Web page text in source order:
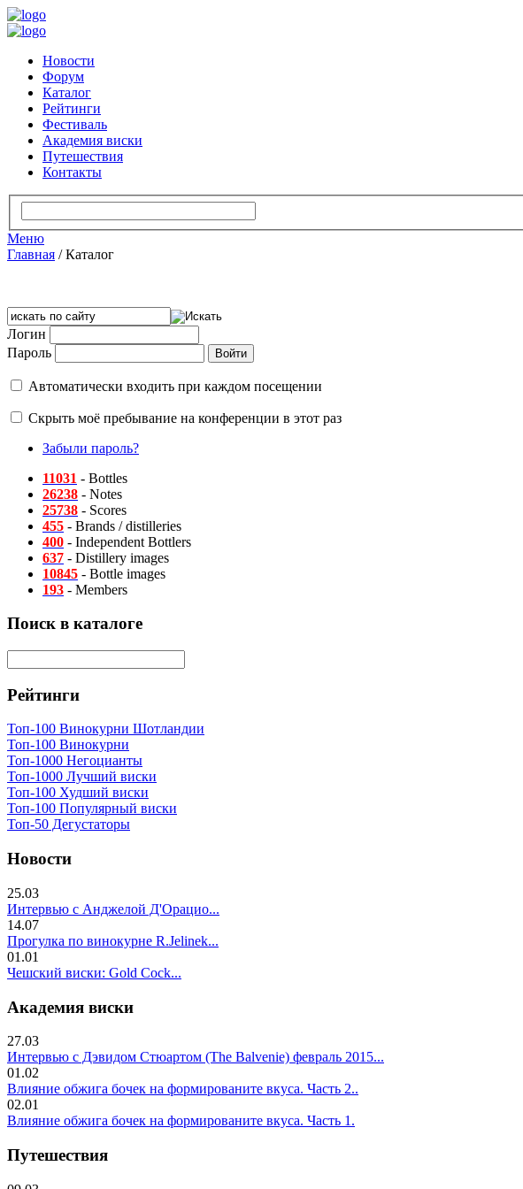
Новости
Форум
Каталог
Рейтинги
Фестиваль
Академия виски
Путешествия
Контакты
Меню
Главная /Каталог
Логин
Пароль
Автоматически входить при каждом посещении
Скрыть моё пребывание на конференции в этот раз
Забыли пароль?
11031 - Bottles
26238 - Notes
25738 - Scores
455 - Brands / distilleries
400 - Independent Bottlers
637 - Distillery images
10845 - Bottle images
193 - Members
Поиск в каталоге
Рейтинги
Топ-100 Винокурни Шотландии
Топ-100 Винокурни
Топ-1000 Негоцианты
Топ-1000 Лучший виски
Топ-100 Худший виски
Топ-100 Популярный виски
Топ-50 Дегустаторы
Новости
25.03
Интервью с Анджелой Д'Орацио...
14.07
Прогулка по винокурне R.Jelinek...
01.01
Чешский виски: Gold Cock...
Академия виски
27.03
Интервью с Дэвидом Стюартом (The Balvenie) февраль 2015...
01.02
Влияние обжига бочек на формированите вкуса. Часть 2..
02.01
Влияние обжига бочек на формированите вкуса. Часть 1.
Путешествия